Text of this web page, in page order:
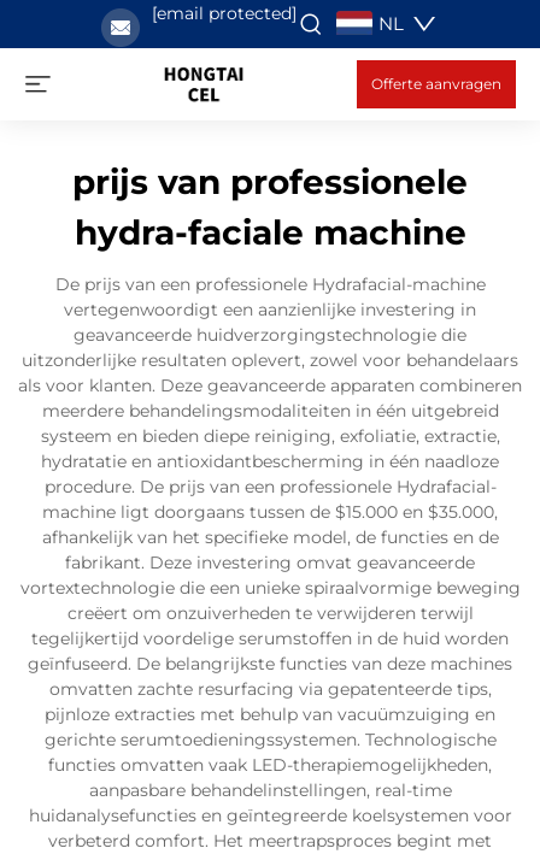
[email protected] NL
Offerte aanvragen
prijs van professionele
hydra-faciale machine
De prijs van een professionele Hydrafacial-machine
vertegenwoordigt een aanzienlijke investering in
geavanceerde huidverzorgingstechnologie die
uitzonderlijke resultaten oplevert, zowel voor behandelaars
als voor klanten. Deze geavanceerde apparaten combineren
meerdere behandelingsmodaliteiten in één uitgebreid
systeem en bieden diepe reiniging, exfoliatie, extractie,
hydratatie en antioxidantbescherming in één naadloze
procedure. De prijs van een professionele Hydrafacial-
machine ligt doorgaans tussen de $15.000 en $35.000,
afhankelijk van het specifieke model, de functies en de
fabrikant. Deze investering omvat geavanceerde
vortextechnologie die een unieke spiraalvormige beweging
creëert om onzuiverheden te verwijderen terwijl
tegelijkertijd voordelige serumstoffen in de huid worden
geïnfuseerd. De belangrijkste functies van deze machines
omvatten zachte resurfacing via gepatenteerde tips,
pijnloze extracties met behulp van vacuümzuiging en
gerichte serumtoedieningssystemen. Technologische
functies omvatten vaak LED-therapiemogelijkheden,
aanpasbare behandelinstellingen, real-time
huidanalysefuncties en geïntegreerde koelsystemen voor
verbeterd comfort. Het meertrapsproces begint met